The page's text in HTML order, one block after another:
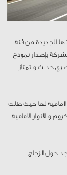
الجديدة من فئة
بإصدار نموذج
حديث و تمتاز
لها حيث طلت
و الانوار الامامية
حول الزجاج